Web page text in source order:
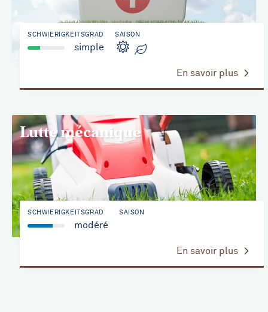
SCHWIERIGKEITSGRAD
simple
SAISON
En savoir plus
Lutte mécanique
SCHWIERIGKEITSGRAD
modéré
SAISON
En savoir plus